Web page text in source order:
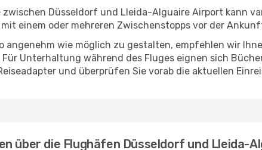
zwischen Düsseldorf und Lleida-Alguaire Airport kann
einem oder mehreren Zwischenstopps vor der
angenehm wie möglich zu gestalten, empfehlen wir
Unterhaltung während des Fluges eignen sich
und überprüfen Sie vorab die aktuellen
über die Flughäfen Düsseldorf und Lleida-